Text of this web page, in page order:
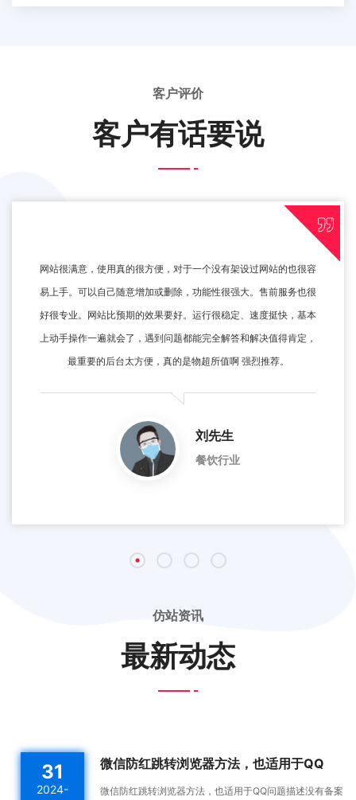
客户评价
客户有话要说
网站很满意，使用真的很方便，对于一个没有架设过网站的也很容
易上手。可以自己随意增加或删除，功能性很强大。售前服务也很
好很专业。网站比预期的效果要好。运行很稳定、速度挺快，基本
上动手操作一遍就会了，遇到问题都能完全解答和解决值得肯定，
最重要的后台太方便，真的是物超所值啊 强烈推荐。
刘先生
餐饮行业
仿站资讯
最新动态
31
2024-
微信防红跳转浏览器方法，也适用于QQ
微信防红跳转浏览器方法，也适用于QQ问题描述没有备案